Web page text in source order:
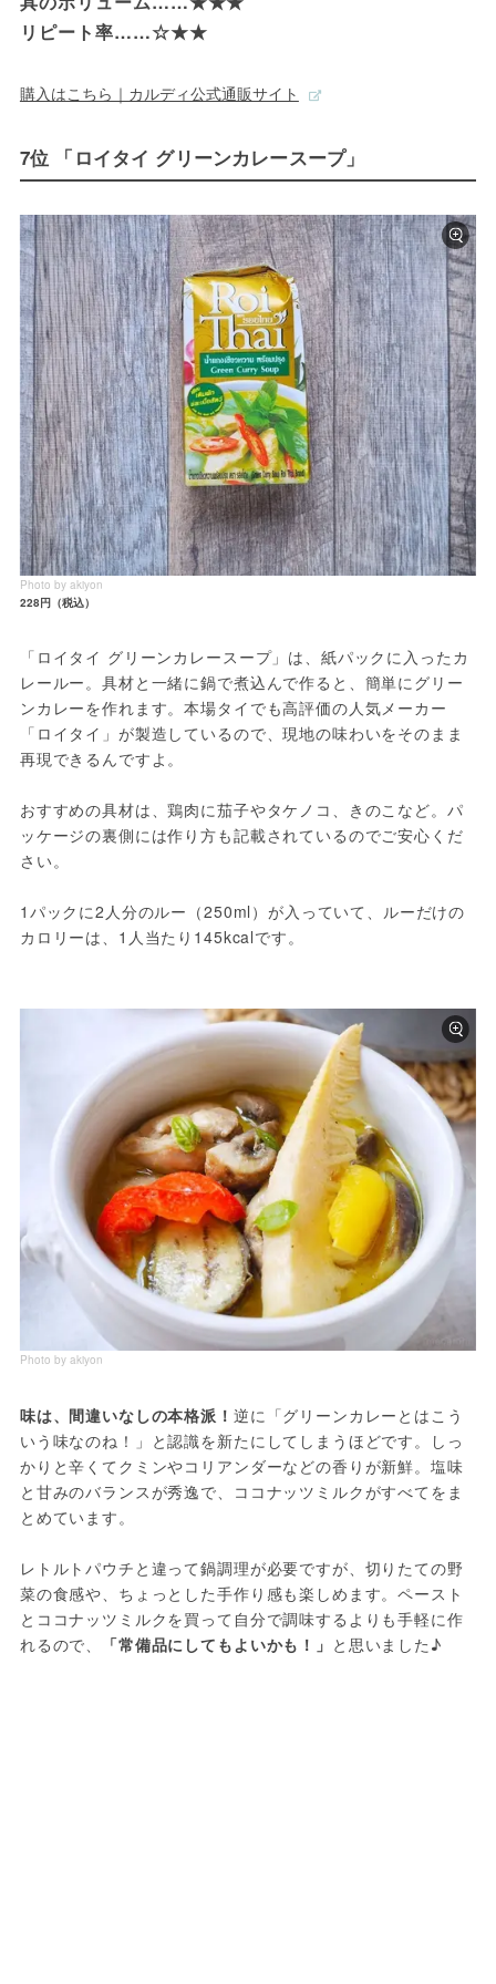
リピート率……☆★★
購入はこちら｜カルディ公式通販サイト
7位 「ロイタイ グリーンカレースープ」
Photo by akiyon
228円（税込）
「ロイタイ グリーンカレースープ」は、紙パックに入ったカ
レールー。具材と一緒に鍋で煮込んで作ると、簡単にグリー
ンカレーを作れます。本場タイでも高評価の人気メーカー
「ロイタイ」が製造しているので、現地の味わいをそのまま
再現できるんですよ。
おすすめの具材は、鶏肉に茄子やタケノコ、きのこなど。パ
ッケージの裏側には作り方も記載されているのでご安心くだ
さい。
1パックに2人分のルー（250ml）が入っていて、ルーだけの
カロリーは、1人当たり145kcalです。
Photo by akiyon
味は、間違いなしの本格派！ 逆に「グリーンカレーとはこう
いう味なのね！」と認識を新たにしてしまうほどです。しっ
かりと辛くてクミンやコリアンダーなどの香りが新鮮。塩味
と甘みのバランスが秀逸で、ココナッツミルクがすべてをま
とめています。
レトルトパウチと違って鍋調理が必要ですが、切りたての野
菜の食感や、ちょっとした手作り感も楽しめます。ペースト
とココナッツミルクを買って自分で調味するよりも手軽に作
れるので、
「常備品にしてもよいかも！」 と思いました♪